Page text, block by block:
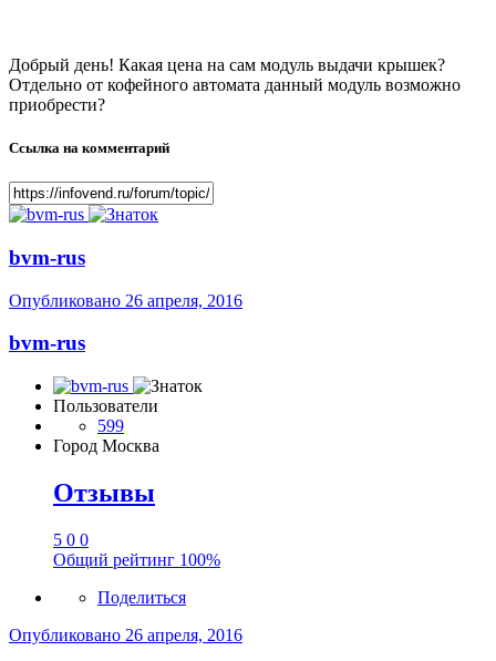
Добрый день! Какая цена на сам модуль выдачи крышек?
Отдельно от кофейного автомата данный модуль возможно
приобрести?
Ссылка на комментарий
bvm-rus
Опубликовано 26 апреля, 2016
bvm-rus
Пользователи
599
Город Москва
Отзывы
5 0 0
Общий рейтинг 100%
Поделиться
Опубликовано 26 апреля, 2016